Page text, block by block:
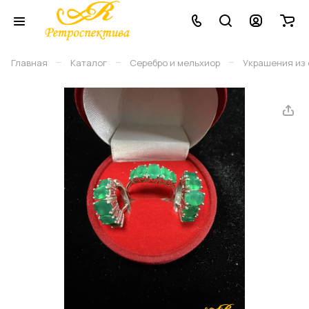
Главная – Каталог – Серебро и мельхиор – Украшения из